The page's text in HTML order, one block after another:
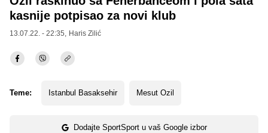
kasnije potpisao za novi klub
13.07.22. - 22:35, Haris Zilić
Teme: Istanbul Basaksehir Mesut Ozil
Dodajte SportSport u vaš Google izbor